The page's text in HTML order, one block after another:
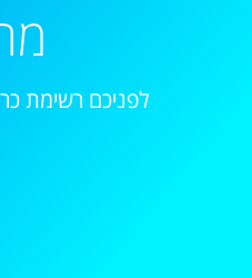
לפניכם רשימת